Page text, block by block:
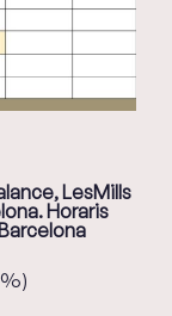
LesMills
Horaris